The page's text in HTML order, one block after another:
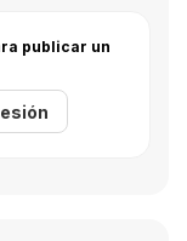
publicar un